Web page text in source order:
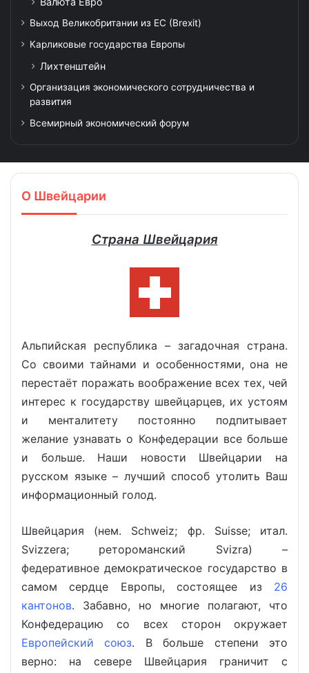
Выход Великобритании из ЕС (Brexit)
Карликовые государства Европы
Лихтенштейн
Организация экономического сотрудничества и
развития
Всемирный экономический форум
О Швейцарии
Страна Швейцария
Альпийская республика – загадочная страна.
Со своими тайнами и особенностями, она не
перестаёт поражать воображение всех тех, чей
интерес к государству швейцарцев, их устоям
и менталитету постоянно подпитывает
желание узнавать о Конфедерации все больше
и больше. Наши новости Швейцарии на
русском языке – лучший способ утолить Ваш
информационный голод.
Швейцария (нем. Schweiz; фр. Suisse; итал.
Svizzera; ретороманский Svizra) –
федеративное демократическое государство в
самом сердце Европы, состоящее из 26
кантонов. Забавно, но многие полагают, что
Конфедерацию со всех сторон окружает
Европейский союз. В больше степени это
верно: на севере Швейцария граничит с